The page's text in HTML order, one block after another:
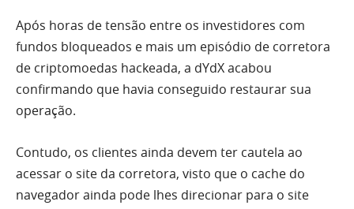
Após horas de tensão entre os investidores com
fundos bloqueados e mais um episódio de corretora
de criptomoedas hackeada, a dYdX acabou
confirmando que havia conseguido restaurar sua
operação.
Contudo, os clientes ainda devem ter cautela ao
acessar o site da corretora, visto que o cache do
navegador ainda pode lhes direcionar para o site